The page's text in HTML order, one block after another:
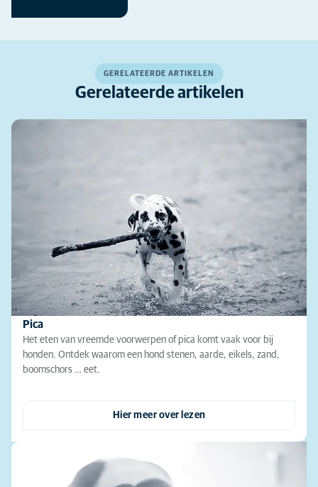
GERELATEERDE ARTIKELEN
Gerelateerde artikelen
Pica
Het eten van vreemde voorwerpen of pica komt vaak voor bij
honden. Ontdek waarom een hond stenen, aarde, eikels, zand,
boomschors … eet.
Hier meer over lezen